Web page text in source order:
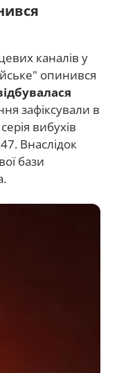
каналів у
опинився
зафіксували в
вибухів
Внаслідок
бази